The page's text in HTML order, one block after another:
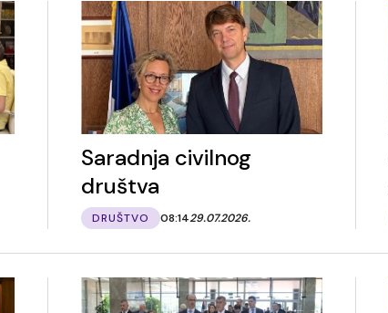
Saradnja civilnog
društva
DRUŠTVO 08:1429.07.2026.